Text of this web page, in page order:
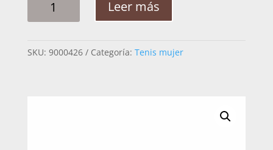
MUJER
CANTIDAD
Leer más
SKU: 9000426 Categoría: Tenis mujer